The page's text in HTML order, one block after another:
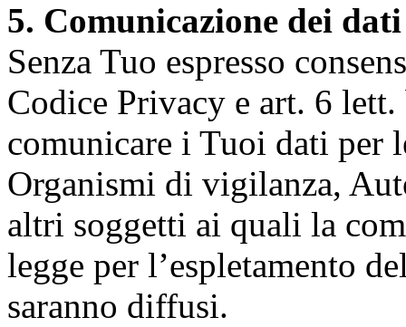
5. Comunicazione dei dati
Senza Tuo espresso
Codice Privacy e art. 6
comunicare i Tuoi dati per
Organismi di vigilanza,
altri soggetti ai quali la
legge per l’espletamento
saranno diffusi.